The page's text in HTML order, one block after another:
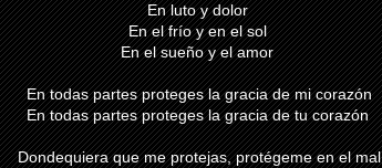
En luto y dolor
En el frío y en el sol
En el sueño y el amor
En todas partes proteges la gracia de mi corazón
En todas partes proteges la gracia de tu corazón
Dondequiera que me protejas, protégeme en el mal